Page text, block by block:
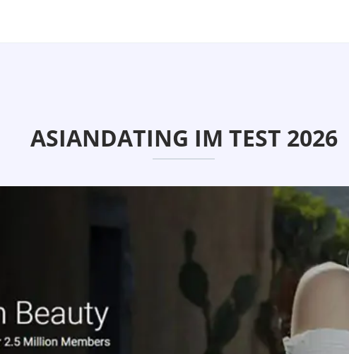
ASIANDATING IM TEST 2026